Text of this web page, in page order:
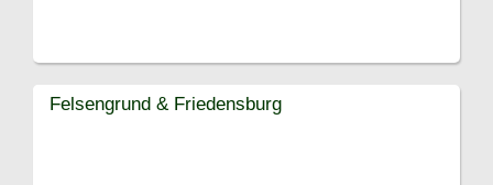
Felsengrund & Friedensburg